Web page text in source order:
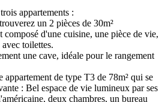
appartements :
un 2 pièces de 30m²
composé d'une cuisine, une pièce de vie,
toilettes.
une cave, idéale pour le rangement
appartement de type T3 de 78m² qui se
: Bel espace de vie lumineux par ses
deux chambres, un bureau